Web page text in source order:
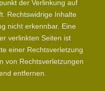
der Verlinkung auf
Rechtswidrige Inhalte
nicht erkennbar. Eine
verlinkten Seiten ist
einer Rechtsverletzung
von Rechtsverletzungen
entfernen.